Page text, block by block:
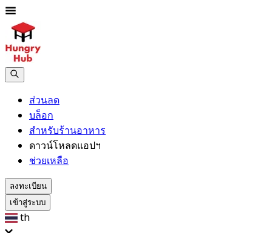
ส่วนลด
บล็อก
สำหรับร้านอาหาร
ดาวน์โหลดแอปฯ
ช่วยเหลือ
ลงทะเบียน
เข้าสู่ระบบ
th